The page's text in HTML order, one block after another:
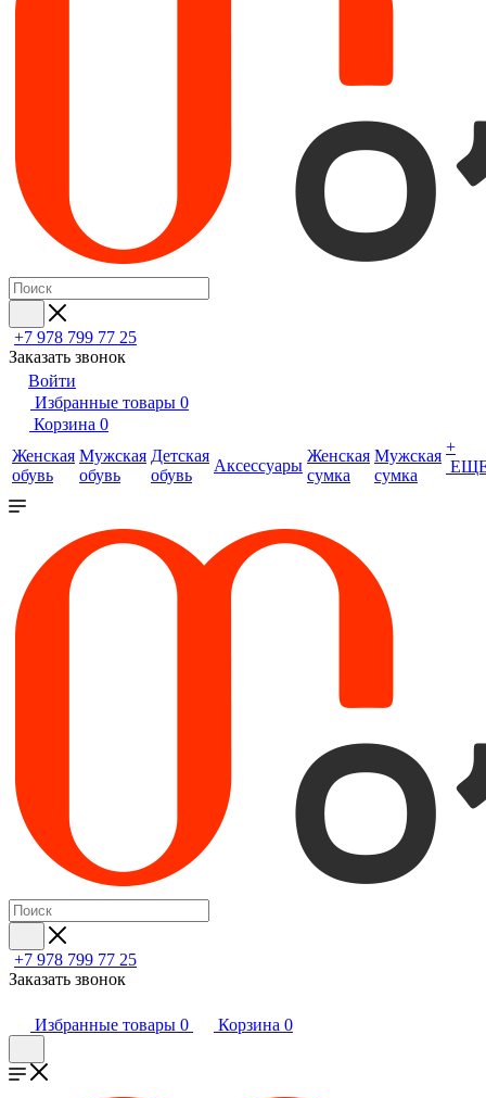
+7 978 799 77 25
Заказать звонок
Войти
Избранные товары 0
Корзина 0
Женская
обувь
Мужская
обувь
Детская
обувь
Аксессуары
Женская
сумка
Мужская
сумка
+
+7 978 799 77 25
Заказать звонок
Избранные товары 0 Корзина 0